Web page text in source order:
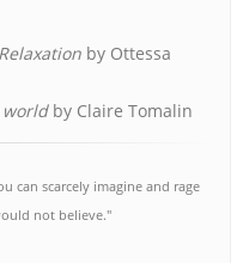
by Ottessa
worldby Claire Tomalin
can scarcely imagine and rage
not believe."